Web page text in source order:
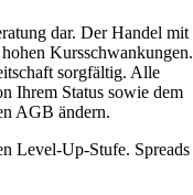
dar. Der Handel mit
Kursschwankungen.
sorgfältig. Alle
Ihrem Status sowie dem
AGB ändern.
Level-Up-Stufe. Spreads